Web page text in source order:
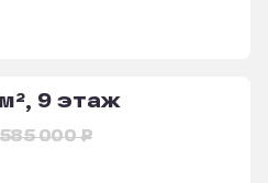
9 этаж
585 000 ₽